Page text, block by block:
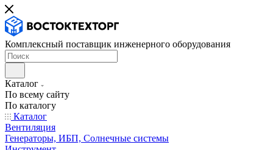
Комплексный поставщик инженерного оборудования
Каталог
По всему сайту
По каталогу
Каталог
Вентиляция
Генераторы, ИБП, Солнечные системы